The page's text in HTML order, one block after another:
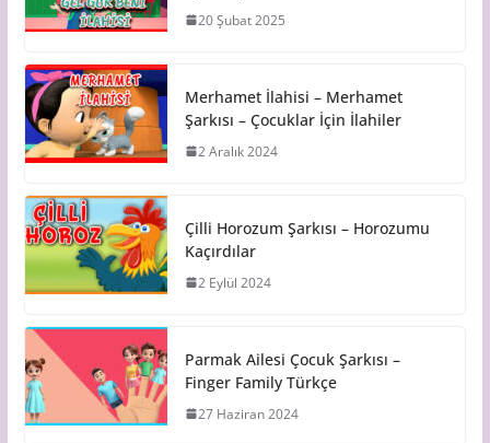
20 Şubat 2025
Merhamet İlahisi – Merhamet
Şarkısı – Çocuklar İçin İlahiler
2 Aralık 2024
Çilli Horozum Şarkısı – Horozumu
Kaçırdılar
2 Eylül 2024
Parmak Ailesi Çocuk Şarkısı –
Finger Family Türkçe
27 Haziran 2024